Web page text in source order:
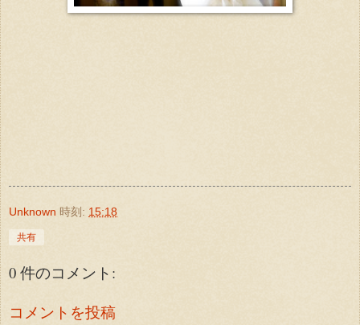
Unknown 時刻: 15:18
共有
0 件のコメント:
コメントを投稿